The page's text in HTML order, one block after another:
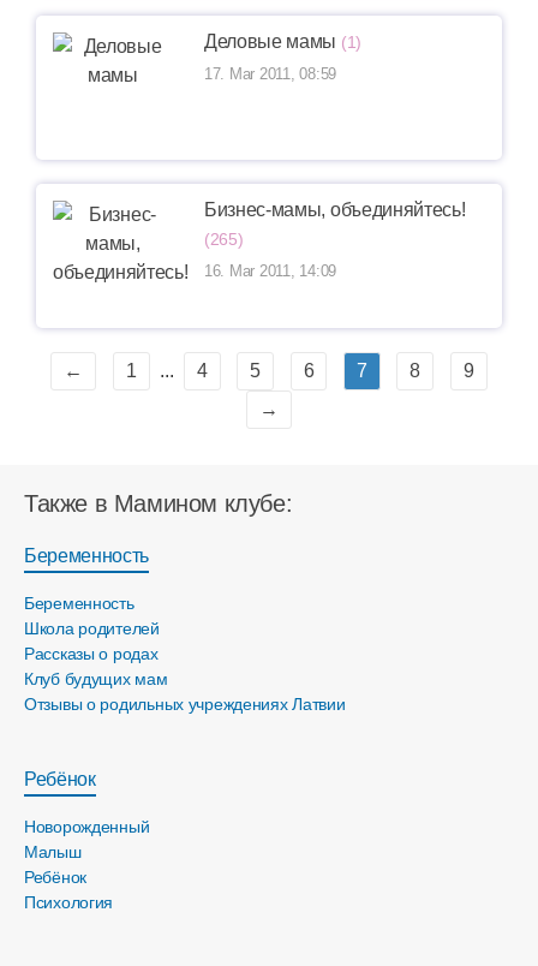
Деловые мамы (1)
17. Mar 2011, 08:59
Бизнес-мамы, объединяйтесь!
(265)
16. Mar 2011, 14:09
← 1 ... 4 5 6 7 8
9
→
Также в Мамином клубе:
Беременность
Беременность
Школа родителей
Рассказы о родах
Клуб будущих мам
Отзывы о родильных учреждениях Латвии
Ребёнок
Новорожденный
Малыш
Ребёнок
Психология